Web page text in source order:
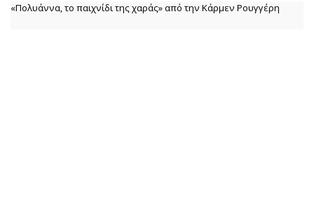
«Πολυάννα, το παιχνίδι της χαράς» από την Κάρμεν Ρουγγέρη